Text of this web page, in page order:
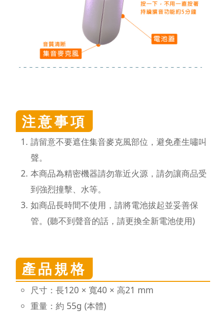
注意事項
請留意不要遮住集音麥克風部位，避免產生嘯叫
聲。
本商品為精密機器請勿靠近火源，請勿讓商品受
到強烈撞擊、水等。
如商品長時間不使用，請將電池拔起並妥善保
管。(聽不到聲音的話，請更換全新電池使用)
產品規格
尺寸：長120 × 寬40 × 高21 mm
重量：約 55g (本體)